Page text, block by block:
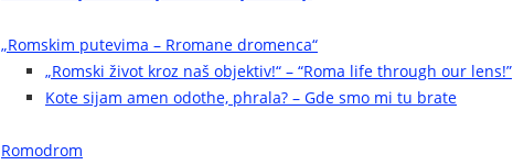
„Romskim putevima – Rromane dromenca“
„Romski život kroz naš objektiv!“ – “Roma life through our lens!”
Kote sijam amen odothe, phrala? – Gde smo mi tu brate
Romodrom